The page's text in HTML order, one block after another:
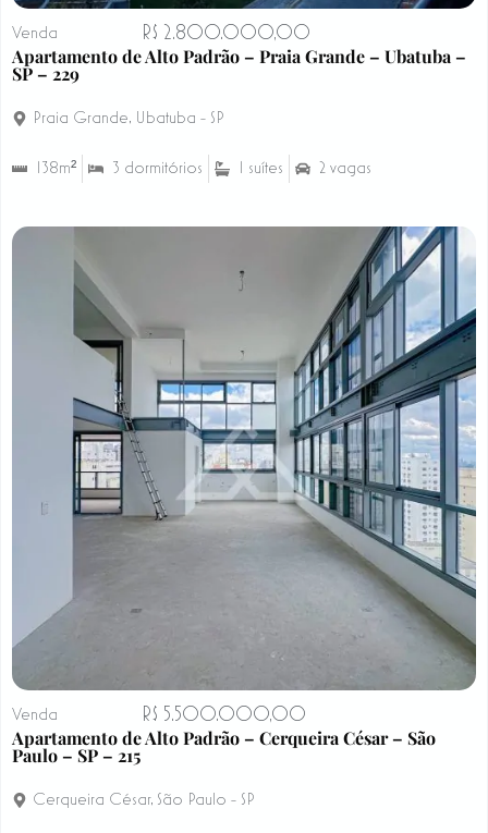
Venda R$ 2.800.000,00
Apartamento de Alto Padrão – Praia Grande – Ubatuba –
SP – 229
Praia Grande, Ubatuba - SP
138m² 3 dormitórios 1 suítes 2 vagas
Venda R$ 5.500.000,00
Apartamento de Alto Padrão – Cerqueira César – São
Paulo – SP – 215
Cerqueira César, São Paulo - SP